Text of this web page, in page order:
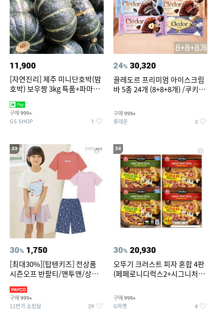
11,900
[자연진리] 제주 미니단호박(밤
호박) 보우짱 3kg 특품+파마산
구매 999+
GS SHOP 1
24% 30,320
끌레도르 프리미엄 아이스크림
바 5종 24개 (8+8+8개) /쿠키앤
구매 999+
롯데온 3
23
30% 1,750
[최대30%][탑텐키즈] 전상품
시즌오프 반팔티/맨투맨/상하
구매 999+
11번가 쇼킹딜 29
24
30% 20,930
오뚜기 크러스트 피자 혼합 4판
(페페로니디럭스2+시그니처익
구매 999+
G마켓 4